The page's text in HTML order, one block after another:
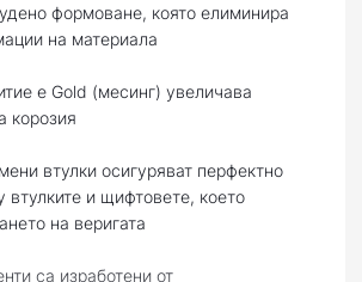
формоване, която елиминира
на материала
е Gold (месинг) увеличава
корозия
втулки осигуряват перфектно
втулките и щифтовете, което
на веригата
са изработени от